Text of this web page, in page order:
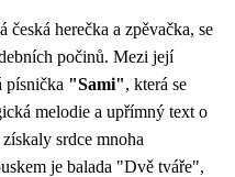
česká herečka a zpěvačka, se
počinů. Mezi její
písnička "Sami", která se
melodie a upřímný text o
srdce mnoha
je balada "Dvě tváře",